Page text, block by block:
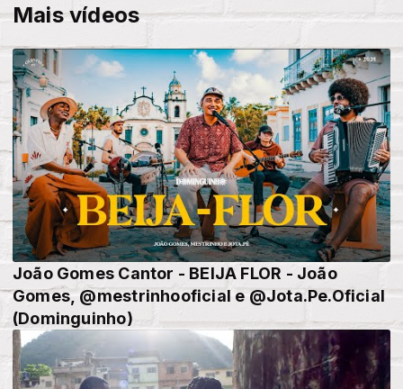
Mais vídeos
João Gomes Cantor - BEIJA FLOR - João
Gomes, @mestrinhooficial e @Jota.Pe.Oficial
(Dominguinho)